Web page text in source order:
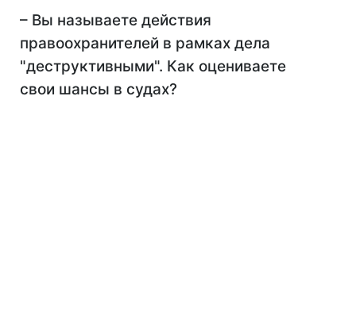
– Вы называете действия
правоохранителей в рамках дела
"деструктивными". Как оцениваете
свои шансы в судах?